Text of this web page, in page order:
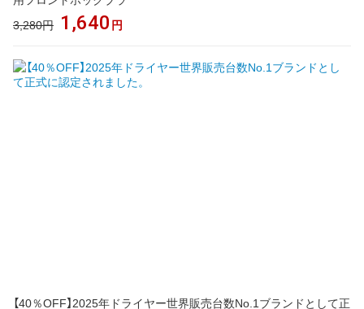
3,280円 1,640 円
【40％OFF】2025年ドライヤー世界販売台数No.1ブランドとして正